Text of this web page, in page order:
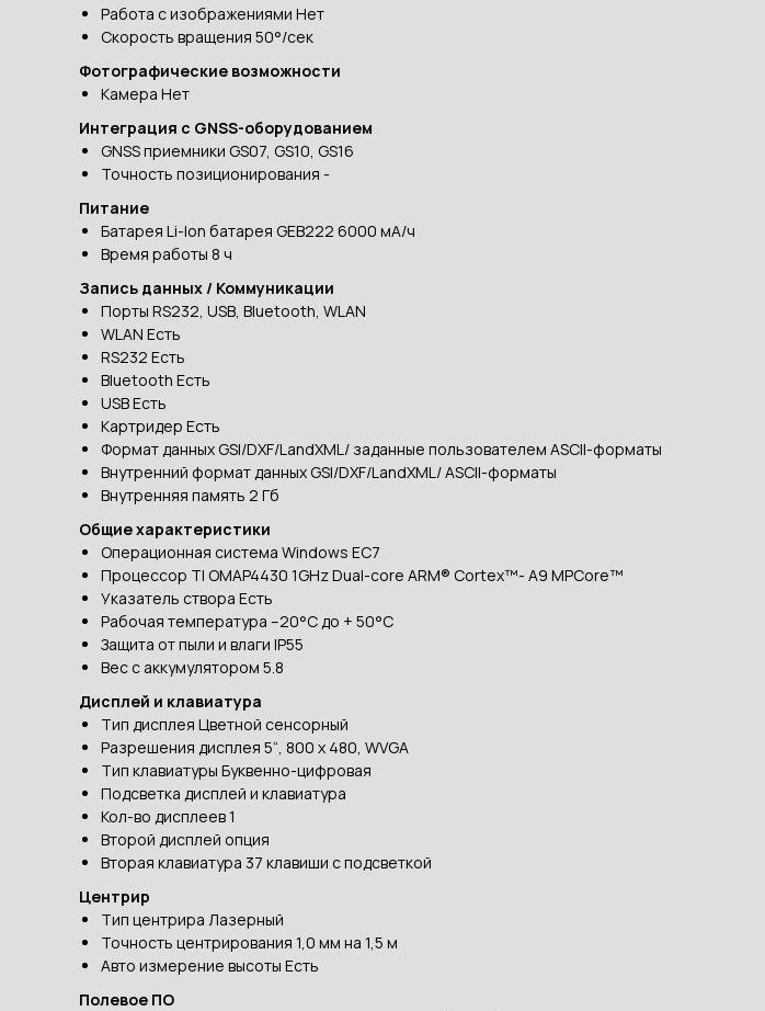
Работа с изображениями Нет
Скорость вращения 50°/сек
Фотографические возможности
Камера Нет
Интеграция с GNSS-оборудованием
GNSS приемники GS07, GS10, GS16
Точность позиционирования -
Питание
Батарея Li-Ion батарея GEB222 6000 мА/ч
Время работы 8 ч
Запись данных / Коммуникации
Порты RS232, USB, Bluetooth, WLAN
WLAN Есть
RS232 Есть
Bluetooth Есть
USB Есть
Картридер Есть
Формат данных GSI/DXF/LandXML/ заданные пользователем ASCII-форматы
Внутренний формат данных GSI/DXF/LandXML/ ASCII-форматы
Внутренняя память 2 Гб
Общие характеристики
Операционная система Windows EC7
Процессор TI OMAP4430 1GHz Dual-core ARM® Cortex™- A9 MPCore™
Указатель створа Есть
Рабочая температура –20°C до + 50°C
Защита от пыли и влаги IP55
Вес с аккумулятором 5.8
Дисплей и клавиатура
Тип дисплея Цветной сенсорный
Разрешения дисплея 5“, 800 x 480, WVGA
Тип клавиатуры Буквенно-цифровая
Подсветка дисплей и клавиатура
Кол-во дисплеев 1
Второй дисплей опция
Вторая клавиатура 37 клавиши с подсветкой
Центрир
Тип центрира Лазерный
Точность центрирования 1,0 мм на 1,5 м
Авто измерение высоты Есть
Полевое ПО